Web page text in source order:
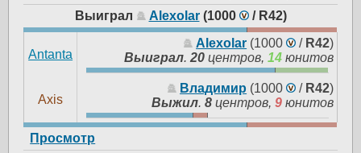
Выиграл
Alexolar (1000 / R42)
Antanta
Alexolar (1000 / R42)
Выиграл.20 центров,14 юнитов
Axis
Владимир (1000 / R42)
Выжил.8 центров,9 юнитов
Просмотр